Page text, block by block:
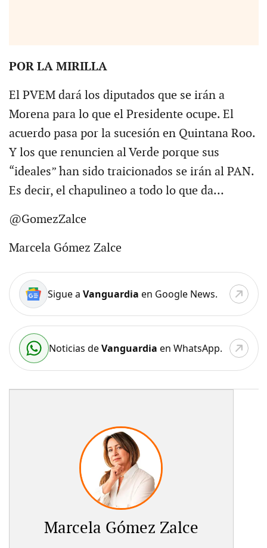
POR LA MIRILLA
El PVEM dará los diputados que se irán a
Morena para lo que el Presidente ocupe. El
acuerdo pasa por la sucesión en Quintana Roo.
Y los que renuncien al Verde porque sus
“ideales” han sido traicionados se irán al PAN.
Es decir, el chapulineo a todo lo que da…
@GomezZalce
Marcela Gómez Zalce
Sigue a Vanguardia en Google News.
Noticias deVanguardia en WhatsApp.
Marcela Gómez Zalce